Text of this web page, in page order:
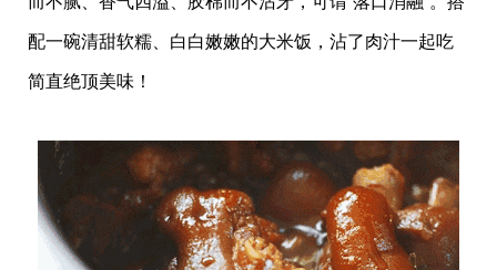
配一碗清甜软糯、白白嫩嫩的大米饭，沾了肉汁一起吃
简直绝顶美味！